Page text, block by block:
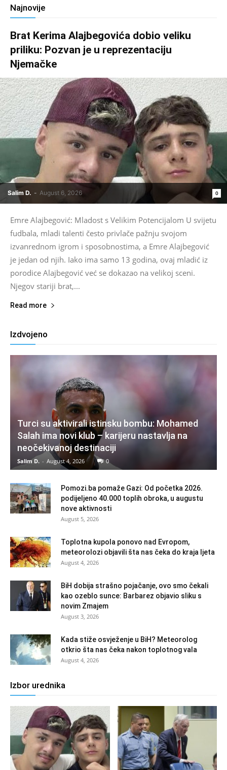
Najnovije
Brat Kerima Alajbegovića dobio veliku
priliku: Pozvan je u reprezentaciju
Njemačke
Salim D. - August 6, 2026 0
Emre Alajbegović: Mladost s Velikim Potencijalom U svijetu
fudbala, mladi talenti često privlače pažnju svojom
izvanrednom igrom i sposobnostima, a Emre Alajbegović
je jedan od njih. Iako ima samo 13 godina, ovaj mladić iz
porodice Alajbegović već se dokazao na velikoj sceni.
Njegov stariji brat,...
Read more
Izdvojeno
Turci su aktivirali istinsku bombu: Mohamed
Salah ima novi klub – karijeru nastavlja na
neočekivanoj destinaciji
Salim D. - August 4, 2026 0
Pomozi.ba pomaže Gazi: Od početka 2026.
podijeljeno 40.000 toplih obroka, u augustu
nove aktivnosti
August 5, 2026
Toplotna kupola ponovo nad Evropom,
meteorolozi objavili šta nas čeka do kraja ljeta
August 4, 2026
BiH dobija strašno pojačanje, ovo smo čekali
kao ozeblo sunce: Barbarez objavio sliku s
novim Zmajem
August 3, 2026
Kada stiže osvježenje u BiH? Meteorolog
otkrio šta nas čeka nakon toplotnog vala
August 4, 2026
Izbor urednika